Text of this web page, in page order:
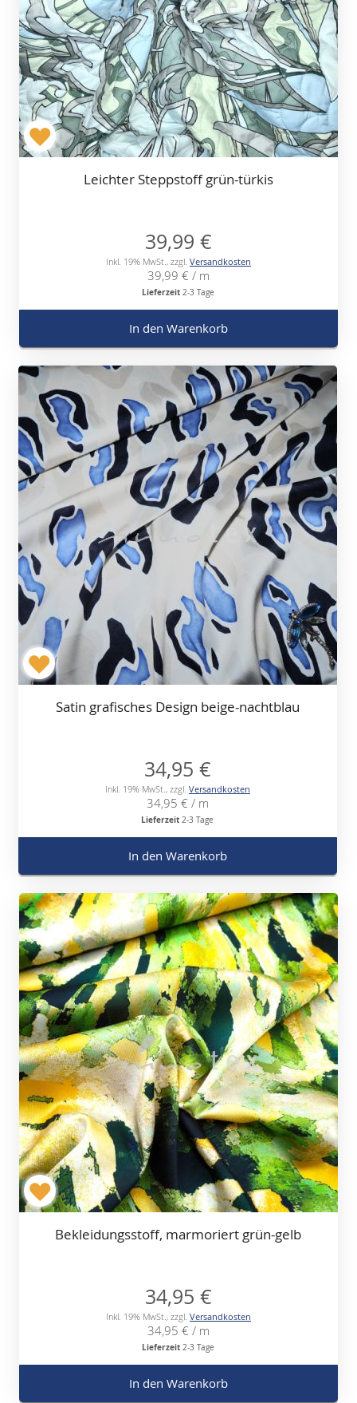
Leichter Steppstoff grün-türkis
39,99 €
Inkl. 19% MwSt. , zzgl. Versandkosten
39,99 € / m
Lieferzeit 2-3 Tage
In den Warenkorb
Satin grafisches Design beige-nachtblau
34,95 €
Inkl. 19% MwSt. , zzgl. Versandkosten
34,95 € / m
Lieferzeit 2-3 Tage
In den Warenkorb
Bekleidungsstoff, marmoriert grün-gelb
34,95 €
Inkl. 19% MwSt. , zzgl. Versandkosten
34,95 € / m
Lieferzeit 2-3 Tage
In den Warenkorb